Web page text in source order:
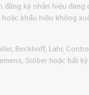
ký nhãn hiệu đang
khẩu hiệu không
Beckhoff, Lahr,
Stöber hoặc bất